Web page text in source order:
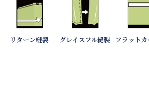
リターン縫製 グレイスフル縫製 フラット